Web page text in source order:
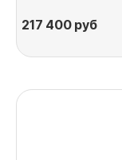
217 400руб